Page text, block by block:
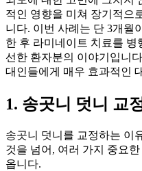
적인 영향을 미쳐 장기적으
니다. 이번 사례는 단 3개월
한 후 라미네이트 치료를 병
선한 환자분의 이야기입니
대인들에게 매우 효과적인
1. 송곳니 덧니 교
송곳니 덧니를 교정하는 이
것을 넘어, 여러 가지 중요
옵니다.